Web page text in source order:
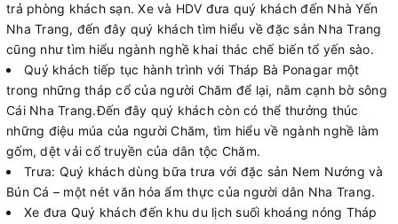
trả phòng khách sạn. Xe và HDV đưa quý khách đến Nhà Yến
Nha Trang, đến đây quý khách tìm hiểu về đặc sản Nha Trang
cũng như tìm hiểu ngành nghề khai thác chế biến tổ yến sào.
Quý khách tiếp tục hành trình với Tháp Bà Ponagar một
trong những tháp cổ của người Chăm để lại, nằm cạnh bờ sông
Cái Nha Trang.Đến đây quý khách còn có thể thưởng thúc
những điệu múa của người Chăm, tìm hiểu về ngành nghề làm
gốm, dệt vải cổ truyền của dân tộc Chăm.
Trưa: Quý khách dùng bữa trưa với đặc sản Nem Nướng và
Bún Cá – một nét văn hóa ẩm thực của người dân Nha Trang.
Xe đưa Quý khách đến khu du lịch suối khoáng nóng Tháp